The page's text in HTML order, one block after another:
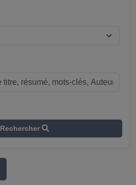
Rechercher